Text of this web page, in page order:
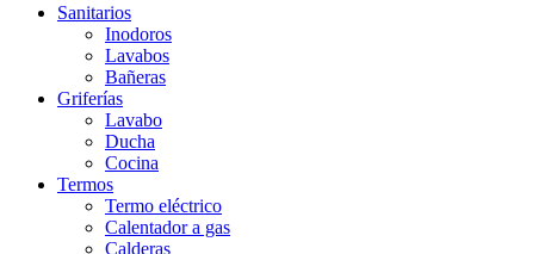
Sanitarios
Inodoros
Lavabos
Bañeras
Griferías
Lavabo
Ducha
Cocina
Termos
Termo eléctrico
Calentador a gas
Calderas